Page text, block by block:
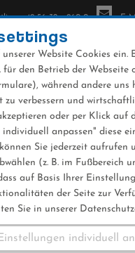
+49 56 32 - 960-0 E-
auf Platz 9
Website Cookies ein.
für den Betrieb der Webseite
während andere uns
zu verbessern und
oder per Klick auf
anpassen" diese
Sie jederzeit aufrufen
(z. B. im Fußbereich
auf Basis Ihrer
der Seite zur
Sie in unserer
individuell